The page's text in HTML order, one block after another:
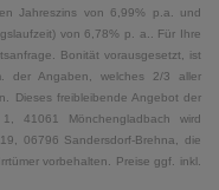
Jahreszins von 6,99% p.a. und
von 6,78% p. a.. Für Ihre
Bonität vorausgesetzt, ist
der Angaben, welches 2/3 aller
Dieses freibleibende Angebot der
41061 Mönchengladbach wird
06796 Sandersdorf-Brehna, die
vorbehalten. Preise ggf. inkl.